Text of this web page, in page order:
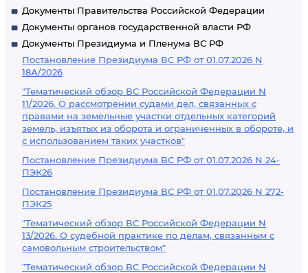
Документы Правительства Российской Федерации
Документы органов государственной власти РФ
Документы Президиума и Пленума ВС РФ
Постановление Президиума ВС РФ от 01.07.2026 N
18А/2026
"Тематический обзор ВС Российской Федерации N
11/2026. О рассмотрении судами дел, связанных с
правами на земельные участки отдельных категорий
земель, изъятых из оборота и ограниченных в обороте, и
с использованием таких участков"
Постановление Президиума ВС РФ от 01.07.2026 N 24-
ПЭК26
Постановление Президиума ВС РФ от 01.07.2026 N 272-
ПЭК25
"Тематический обзор ВС Российской Федерации N
13/2026. О судебной практике по делам, связанным с
самовольным строительством"
"Тематический обзор ВС Российской Федерации N